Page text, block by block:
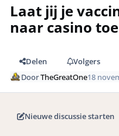
Laat jij je
naar casino
Delen
Volgers
DoorTheGreatOne18
Nieuwe discussie starten